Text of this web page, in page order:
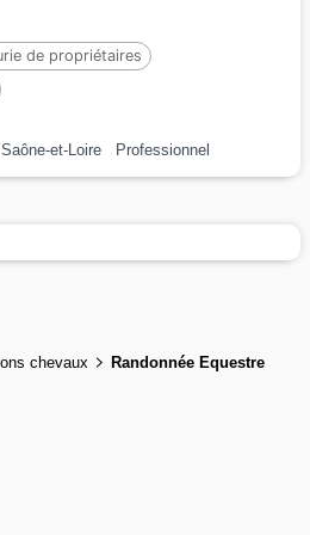
de propriétaires
Saône-et-Loire Professionnel
chevaux Randonnée Equestre